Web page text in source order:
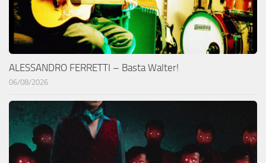
ALESSANDRO FERRETTI – Basta Walter!
06/08/2026